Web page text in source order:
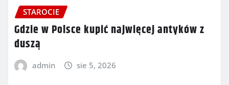
STAROCIE
Gdzie w Polsce kupić najwięcej antyków z
duszą
admin sie 5, 2026